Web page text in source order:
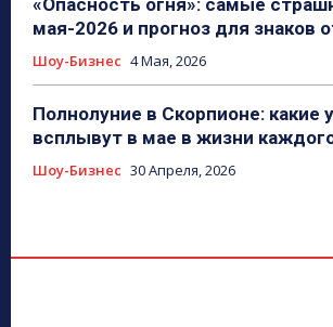
«Опасность огня»: самые
мая-2026 и прогноз для знаков
Шоу-Бизнес 4 Мая, 2026
Полнолуние в Скорпионе: какие
всплывут в мае в жизни
Шоу-Бизнес 30 Апреля, 2026